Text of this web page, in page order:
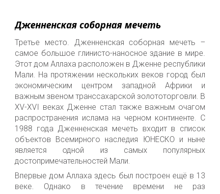
Дженненская соборная мечеть
Третье место
Дженненская соборная мечеть –
самое большое глинисто-наносное здание в мире.
Этот дом Аллаха расположен в Дженне республики
Мали. На протяжении нескольких веков город был
экономическим центром западной Африки и
важным звеном транссахарской золототорговли. В
XV-XVI веках Дженне стал также важным очагом
распространения ислама на черном континенте . С
1988 года Дженненская мечеть входит в список
объектов Всемирного наследия ЮНЕСКО и ныне
является одной из самых популярных
достопримечательностей Мали.
Впервые дом Аллахаздесь был построен ещё в 13
веке. Однако в течение времени не раз